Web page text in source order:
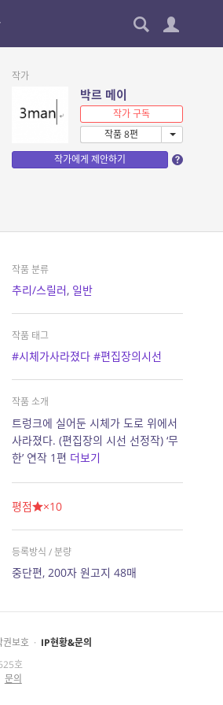
작가
박르 메이
작가 구독
작품 8편
작가에게 제안하기
작품 분류
추리/스릴러, 일반
작품 태그
#시체가사라졌다 #편집장의시선
작품 소개
트렁크에 실어둔 시체가 도로 위에서
사라졌다. (편집장의 시선 선정작) ‘무
한’ 연작 1편 더보기
평점 ×10
등록방식 / 분량
중단편, 200자 원고지 48매
권보호 · IP현황&문의
호
문의